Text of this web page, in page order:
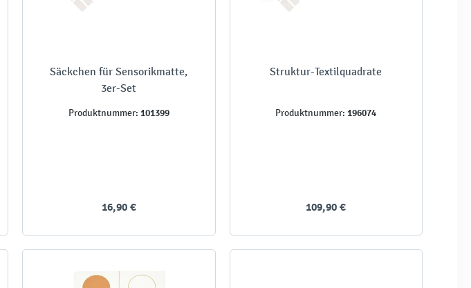
Säckchen für Sensorikmatte,
3er-Set
Produktnummer: 101399
16,90 €
Struktur-Textilquadrate
Produktnummer: 196074
109,90 €